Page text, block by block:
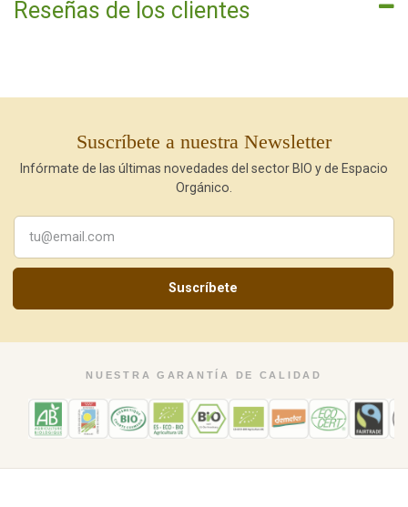
Reseñas de los clientes
Suscríbete a nuestra Newsletter
Infórmate de las últimas novedades del sector BIO y de Espacio
Orgánico.
Suscríbete
NUESTRA GARANTÍA DE CALIDAD